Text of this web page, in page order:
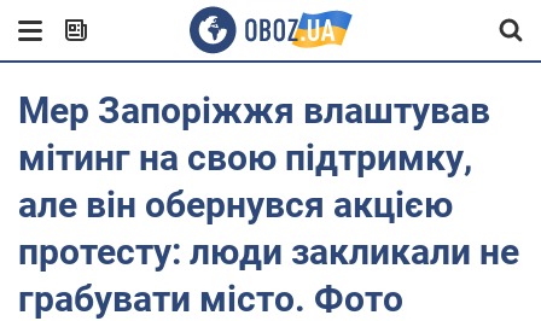
Мер Запоріжжя влаштував
мітинг на свою підтримку,
але він обернувся акцією
протесту: люди закликали не
грабувати місто. Фото